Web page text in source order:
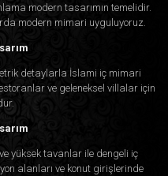
modern tasarımın temelidir.
modern mimari uyguluyoruz.
detaylarla İslami iç mimari
ve geleneksel villalar için
yüksek tavanlar ile dengeli iç
alanları ve konut girişlerinde